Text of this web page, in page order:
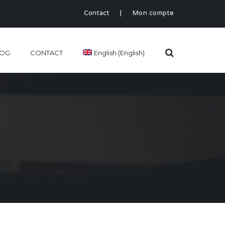
Contact | Mon compte
CONTACT English (English)